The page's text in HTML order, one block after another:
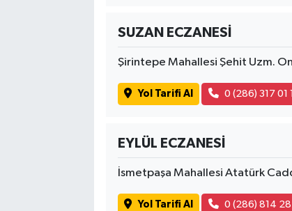
SUZAN ECZANESİ
Şirintepe Mahallesi Şehit Uzm.
Yol Tarifi Al 0 (286) 317 01
EYLÜL ECZANESİ
İsmetpaşa Mahallesi Atatürk
Yol Tarifi Al 0 (286) 814